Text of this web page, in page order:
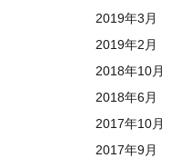
2019年3月
2019年2月
2018年10月
2018年6月
2017年10月
2017年9月